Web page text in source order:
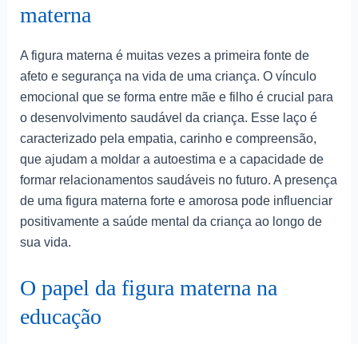
materna
A figura materna é muitas vezes a primeira fonte de
afeto e segurança na vida de uma criança. O vínculo
emocional que se forma entre mãe e filho é crucial para
o desenvolvimento saudável da criança. Esse laço é
caracterizado pela empatia, carinho e compreensão,
que ajudam a moldar a autoestima e a capacidade de
formar relacionamentos saudáveis no futuro. A presença
de uma figura materna forte e amorosa pode influenciar
positivamente a saúde mental da criança ao longo de
sua vida.
O papel da figura materna na
educação